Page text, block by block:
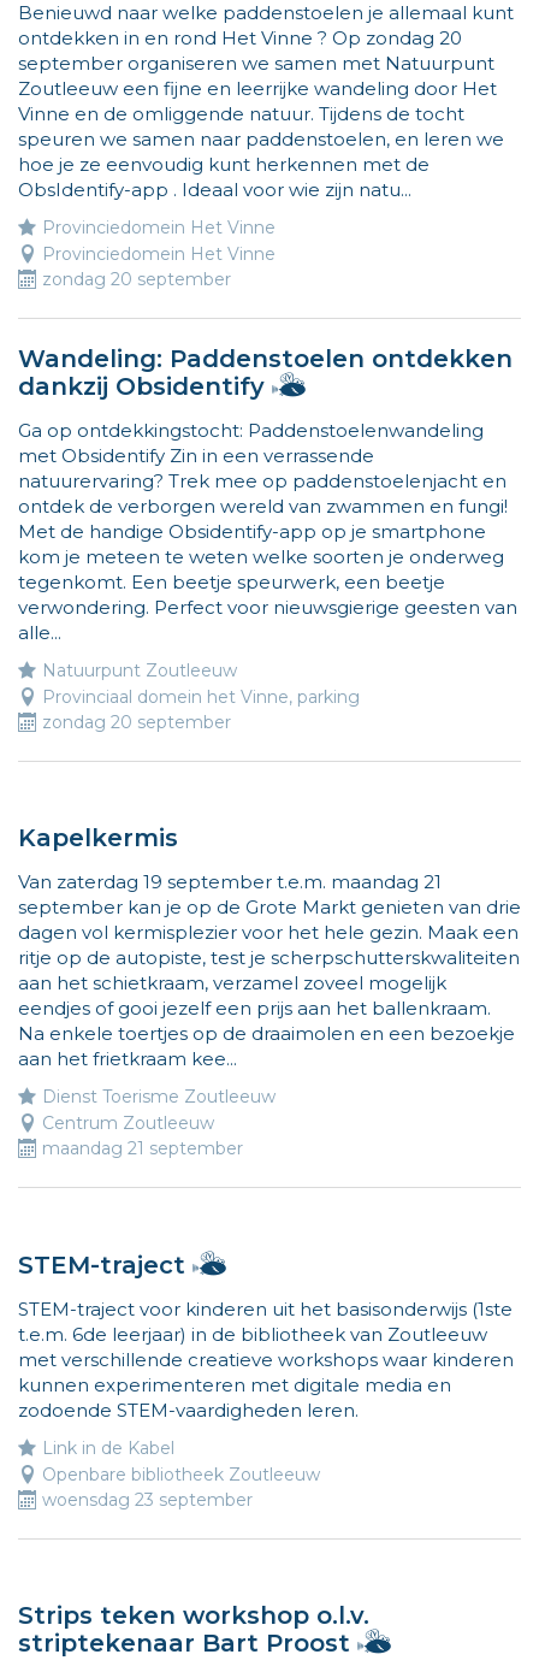
Benieuwd naar welke paddenstoelen je allemaal kunt
ontdekken in en rond Het Vinne ? Op zondag 20
september organiseren we samen met Natuurpunt
Zoutleeuw een fijne en leerrijke wandeling door Het
Vinne en de omliggende natuur. Tijdens de tocht
speuren we samen naar paddenstoelen, en leren we
hoe je ze eenvoudig kunt herkennen met de
ObsIdentify-app . Ideaal voor wie zijn natu...
Provinciedomein Het Vinne
Provinciedomein Het Vinne
zondag 20 september
Wandeling: Paddenstoelen ontdekken
dankzij Obsidentify
Hallo,
ben
Vlieg
en
ik
wijs
de
weg
naar
voor
Meer
Ga op ontdekkingstocht: Paddenstoelenwandeling
met Obsidentify Zin in een verrassende
natuurervaring? Trek mee op paddenstoelenjacht en
ontdek de verborgen wereld van zwammen en fungi!
Met de handige Obsidentify-app op je smartphone
kom je meteen te weten welke soorten je onderweg
tegenkomt. Een beetje speurwerk, een beetje
verwondering. Perfect voor nieuwsgierige geesten van
alle...
Natuurpunt Zoutleeuw
Provinciaal domein het Vinne, parking
zondag 20 september
Kapelkermis
Van zaterdag 19 september t.e.m. maandag 21
september kan je op de Grote Markt genieten van drie
dagen vol kermisplezier voor het hele gezin. Maak een
ritje op de autopiste, test je scherpschutterskwaliteiten
aan het schietkraam, verzamel zoveel mogelijk
eendjes of gooi jezelf een prijs aan het ballenkraam.
Na enkele toertjes op de draaimolen en een bezoekje
aan het frietkraam kee...
Dienst Toerisme Zoutleeuw
Centrum Zoutleeuw
maandag 21 september
STEM-traject
Hallo,
ben
Vlieg
en
ik
wijs
weg
naar
kinderen.
Meer
info
STEM-traject voor kinderen uit het basisonderwijs (1ste
t.e.m. 6de leerjaar) in de bibliotheek van Zoutleeuw
met verschillende creatieve workshops waar kinderen
kunnen experimenteren met digitale media en
zodoende STEM-vaardigheden leren.
Link in de Kabel
Openbare bibliotheek Zoutleeuw
woensdag 23 september
Strips teken workshop o.l.v.
striptekenaar Bart Proost
Hallo,